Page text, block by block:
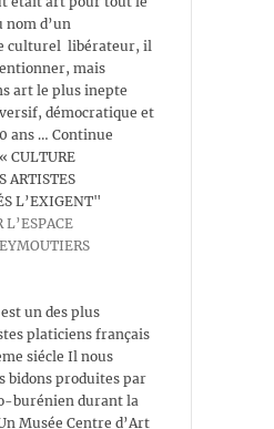
nom d’un
culturel libérateur, il
mais
art le plus inepte
démocratique et
ans … Continue
CULTURE
ARTISTES
L’EXIGENT"
L’ESPACE
un des plus
platiciens français
siécle Il nous
bidons produites par
burénien durant la
Musée Centre d’Art